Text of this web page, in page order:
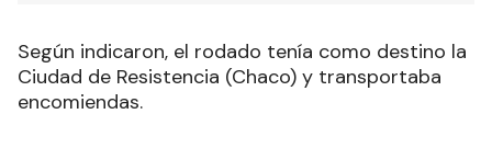
Según indicaron, el rodado tenía como destino la
Ciudad de Resistencia (Chaco) y transportaba
encomiendas.